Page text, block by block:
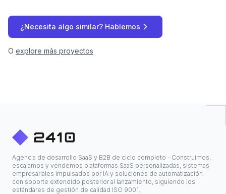
¿Necesita algo similar? Hablemos
O explore más proyectos
Agencia de desarrollo SaaS y B2B de ciclo completo - Construimos,
escalamos y vendemos plataformas SaaS personalizadas, sistemas
empresariales impulsados por IA y soluciones de automatización
con soporte extendido posterior al lanzamiento, siguiendo los
estándares de gestión de calidad ISO 9001.